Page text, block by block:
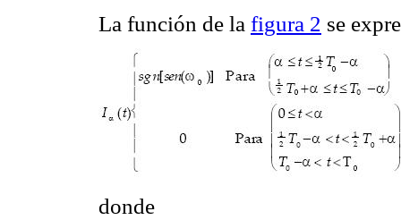
La función de la figura 2 se
donde